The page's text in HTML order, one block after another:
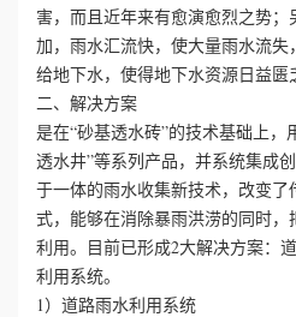
产
品
工
害，而且近年来有愈演愈烈之势
加，雨水汇流快，使大量雨水流
给地下水，使得地下水资源日益匮
二、解决方案
是在“砂基透水砖”的技术基础上，
透水井”等系列产品，并系统集
于一体的雨水收集新技术，改变了
式，能够在消除暴雨洪涝的同时
利用。目前已形成2大解决方案：
利用系统。
1）道路雨水利用系统